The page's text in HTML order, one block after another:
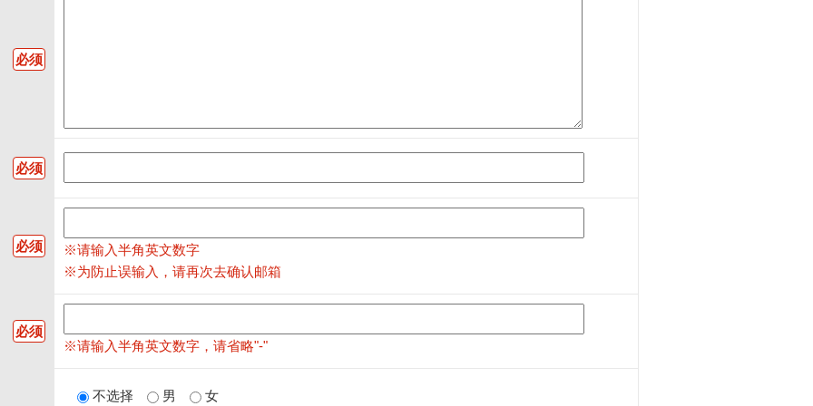
必须
必须
必须
※请输入半角英文数字
※为防止误输入，请再次去确认邮箱
必须
※请输入半角英文数字，请省略"-"
不选择 男 女